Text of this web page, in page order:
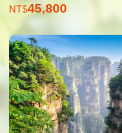
NT$45,800